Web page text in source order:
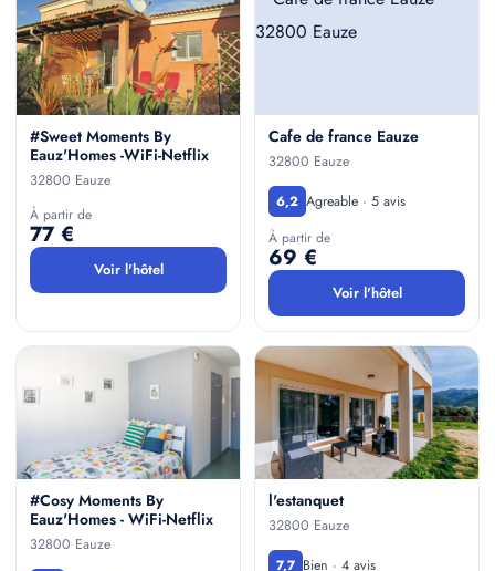
#Sweet Moments By
Eauz'Homes -WiFi-Netflix
32800 Eauze
À partir de
77 €
Voir l'hôtel
Cafe de france Eauze
32800 Eauze
6,2 Agreable · 5 avis
À partir de
69 €
Voir l'hôtel
#Cosy Moments By
Eauz'Homes - WiFi-Netflix
32800 Eauze
l'estanquet
32800 Eauze
7,7 Bien · 4 avis